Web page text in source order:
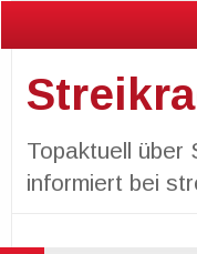
Topaktuell über
informiert bei